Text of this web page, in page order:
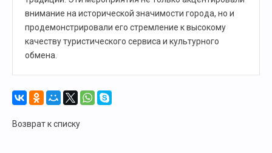
внимание на исторической значимости города, но и
продемонстрировали его стремление к высокому
качеству туристического сервиса и культурного
обмена.
Возврат к списку